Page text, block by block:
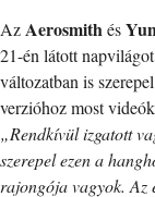
AzAerosmithés
21-én látott
változatban is
verzióhoz most
„Rendkívül izgatott
szerepel ezen a
rajongója vagyok. Az